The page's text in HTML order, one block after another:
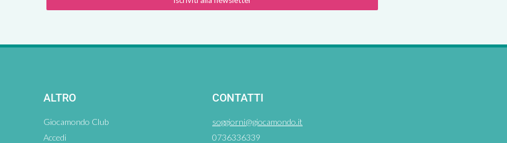
ALTRO
Giocamondo Club
Accedi
CONTATTI
soggiorni@giocamondo.it
0736336339